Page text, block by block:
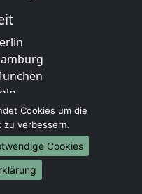
am Main
Cookies um die
zu verbessern.
Cookies